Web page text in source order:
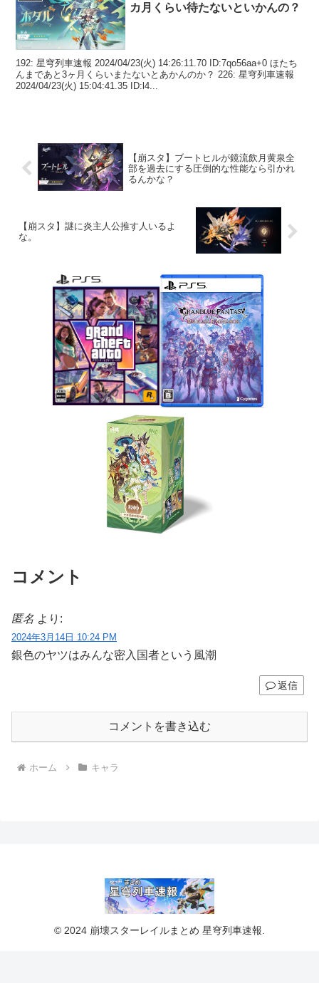
カ月くらい待たないといかんの？
192: 星穹列車速報 2024/04/23(火) 14:26:11.70 ID:7qo56aa+0 ほたち
んまであと3ヶ月くらいまたないとあかんのか？ 226: 星穹列車速報
2024/04/23(火) 15:04:41.35 ID:l4...
【崩スタ】ブートヒルが鏡流飲月黄泉全
部を過去にする圧倒的な性能なら引かれ
るんかな？
【崩スタ】謎に炎主人公推す人いるよ
な。
コメント
匿名 より:
2024年3月14日 10:24 PM
銀色のヤツはみんな密入国者という風潮
返信
コメントを書き込む
ホーム キャラ
© 2024 崩壊スターレイルまとめ 星穹列車速報.